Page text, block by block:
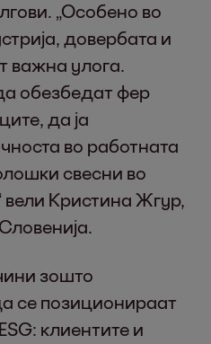
„Особено во
довербата и
важна улога.
обезбедат фер
да ја
во работната
свесни во
вели Кристина Жгур,
зошто
се позиционираат
клиентите и